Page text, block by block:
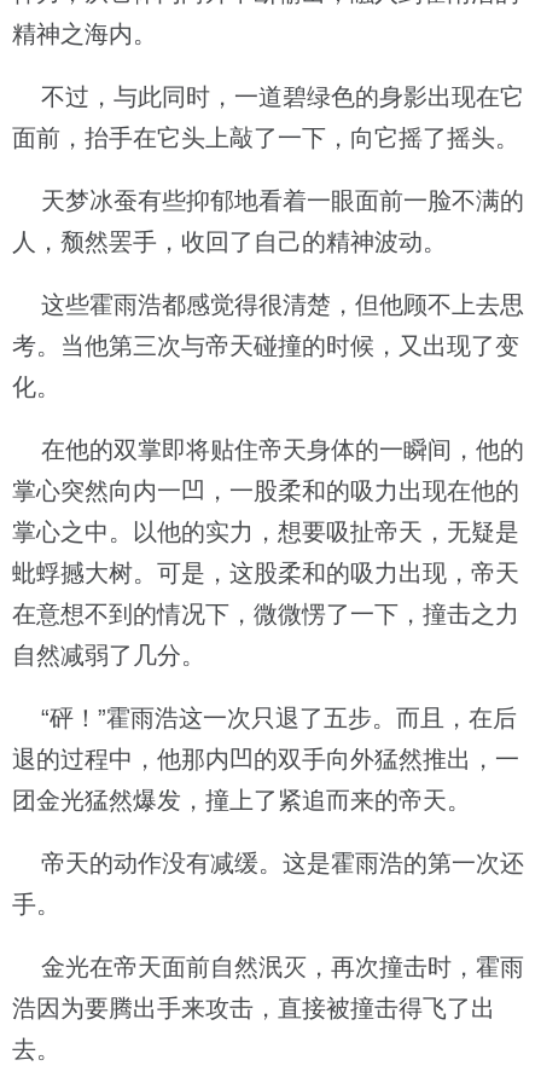
精神之海内。
不过，与此同时，一道碧绿色的身影出现在它
面前，抬手在它头上敲了一下，向它摇了摇头。
天梦冰蚕有些抑郁地看着一眼面前一脸不满的
人，颓然罢手，收回了自己的精神波动。
这些霍雨浩都感觉得很清楚，但他顾不上去思
考。当他第三次与帝天碰撞的时候，又出现了变
化。
在他的双掌即将贴住帝天身体的一瞬间，他的
掌心突然向内一凹，一股柔和的吸力出现在他的
掌心之中。以他的实力，想要吸扯帝天，无疑是
蚍蜉撼大树。可是，这股柔和的吸力出现，帝天
在意想不到的情况下，微微愣了一下，撞击之力
自然减弱了几分。
“砰！”霍雨浩这一次只退了五步。而且，在后
退的过程中，他那内凹的双手向外猛然推出，一
团金光猛然爆发，撞上了紧追而来的帝天。
帝天的动作没有减缓。这是霍雨浩的第一次还
手。
金光在帝天面前自然泯灭，再次撞击时，霍雨
浩因为要腾出手来攻击，直接被撞击得飞了出
去。